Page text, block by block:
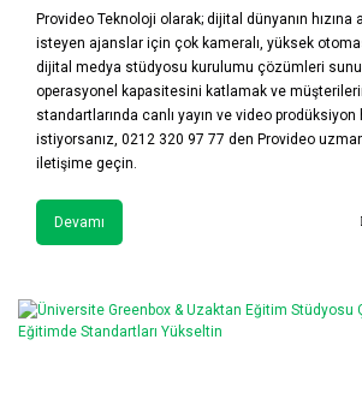
Provideo Teknoloji olarak; dijital dünyanın hızına
isteyen ajanslar için çok kameralı, yüksek
dijital medya stüdyosu kurulumu çözümleri
operasyonel kapasitesini katlamak ve
standartlarında canlı yayın ve video
istiyorsanız, 0212 320 97 77 den Provideo
iletişime geçin.
Devamı